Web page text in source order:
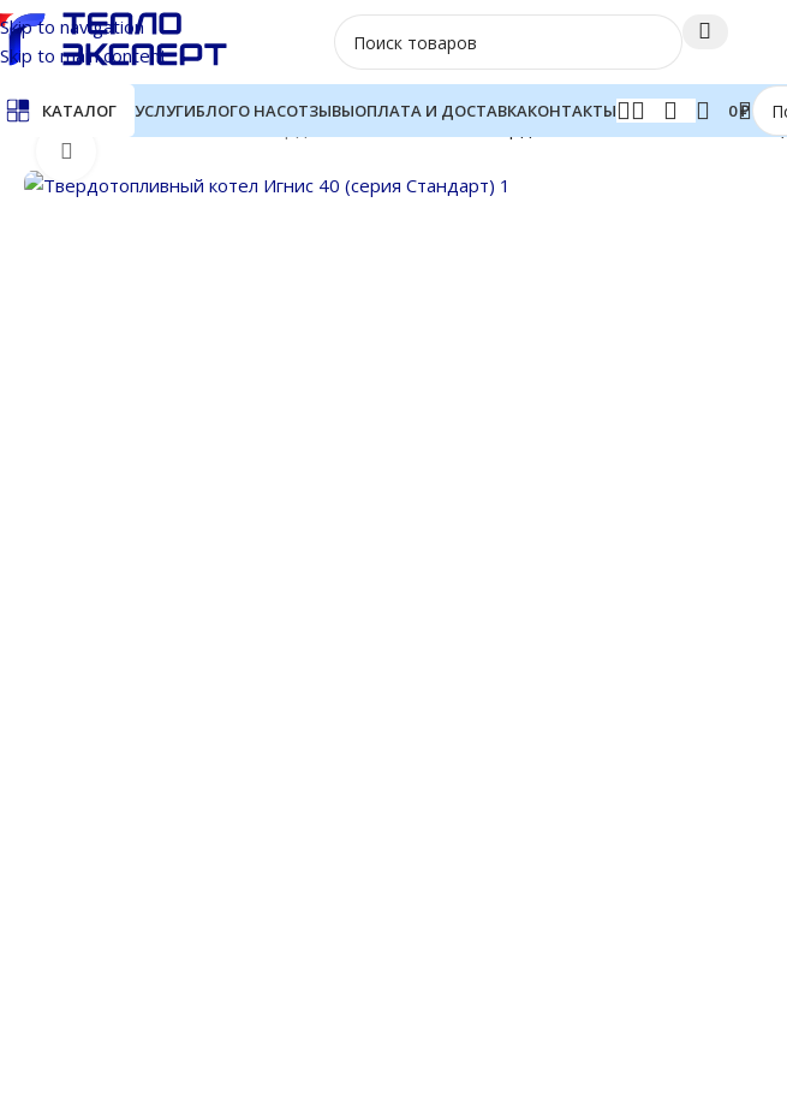
Skip to navigation
Skip to main content
КАТАЛОГ УСЛУГИБЛОГО НАСОТЗЫВЫОПЛАТА И ДОСТАВКАКОНТАКТЫ 0₽
Главная Котлы отопления Твердотопливные котлы Твердотопливный котел Игнис 40